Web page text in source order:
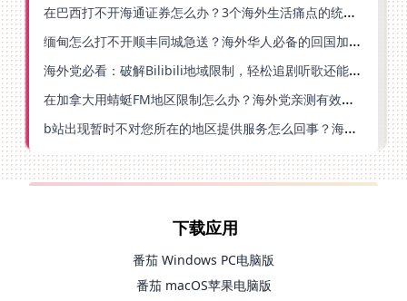
在巴西打不开海通证券怎么办？3个海外生活痛点的统一解决方案
缅甸怎么打不开顺丰同城急送？海外华人必备的回国加速指南（附B站会员游戏解决方案）
海外党必看：破解Bilibili地域限制，轻松追剧听歌还能流畅理财的实用指南
在加拿大用蜻蜓FM地区限制怎么办？海外党亲测有效的回国加速方案
b站出现暂时不对您所在的地区提供服务怎么回事？海外党亲测有效的回国加速方案
下载应用
番茄 Windows PC电脑版
番茄 macOS苹果电脑版